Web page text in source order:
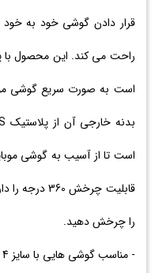
قرار دادن گوشی خود به خود
است به صورت سریع گوشی
قابلیت چرخش
را چرخش دهید.
- مناسب گوشی هایی با سایز 4 تا 6.5 اینچ